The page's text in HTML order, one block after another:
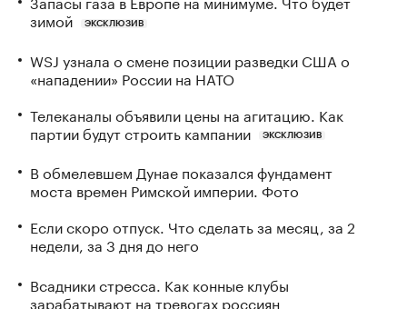
зимой
ЭКСКЛЮЗИВ
WSJ узнала о смене позиции разведки США о
«нападении» России на НАТО
Телеканалы объявили цены на агитацию. Как
партии будут строить кампании
ЭКСКЛЮЗИВ
В обмелевшем Дунае показался фундамент
моста времен Римской империи. Фото
Если скоро отпуск. Что сделать за месяц, за 2
недели, за 3 дня до него
Всадники стресса. Как конные клубы
зарабатывают на тревогах россиян